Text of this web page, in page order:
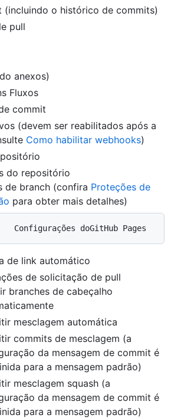
(incluindo o histórico de commits)
pull
anexos)
Fluxos
commit
(devem ser reabilitados após a
Como habilitar webhooks)
do repositório
de branch (confira Proteções de
para obter mais detalhes)
de link automático
de solicitação de pull
branches de cabeçalho
mesclagem automática
commits de mesclagem (a
da mensagem de commit é
para a mensagem padrão)
mesclagem squash (a
da mensagem de commit é
para a mensagem padrão)